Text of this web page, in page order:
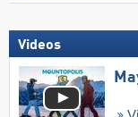
Videos